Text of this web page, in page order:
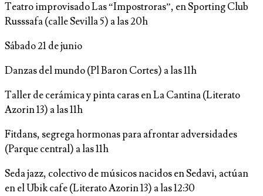
Teatro improvisado Las “Impostroras”, en Sporting Club
Russsafa (calle Sevilla 5) a las 20h
Sábado 21 de junio
Danzas del mundo (Pl Baron Cortes) a las 11h
Taller de cerámica y pinta caras en La Cantina (Literato
Azorin 13) a las 11h
Fitdans, segrega hormonas para afrontar adversidades
(Parque central) a las 11h
Seda jazz, colectivo de músicos nacidos en Sedavi, actúan
en el Ubik cafe (Literato Azorin 13) a las 12:30